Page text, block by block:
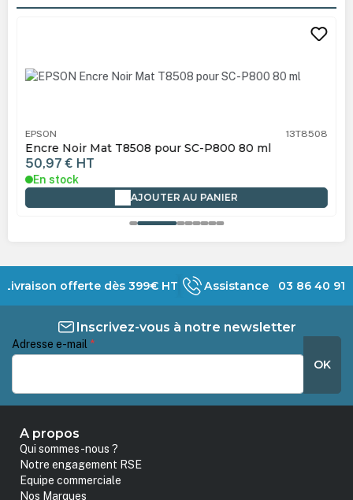
EPSON 13T8508
Encre Noir Mat T8508 pour SC-P800 80 ml
50,97 € HT
En stock
AJOUTER AU PANIER
Livraison offerte dès 399€ HT Assistance 03 86 40 91
Inscrivez-vous à notre newsletter
Adresse e-mail *
OK
A propos
Qui sommes-nous ?
Notre engagement RSE
Equipe commerciale
Nos Marques